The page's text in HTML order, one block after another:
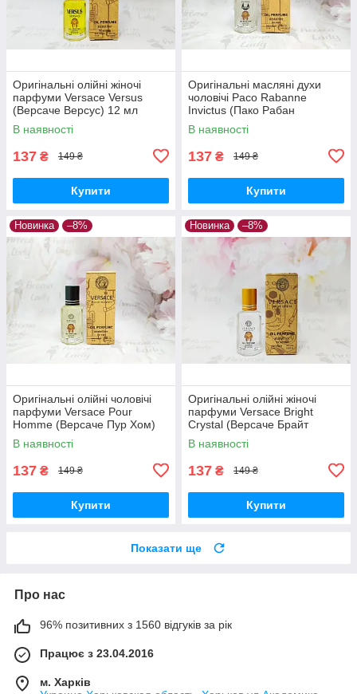
Оригінальні олійні жіночі
парфуми Versace Versus
(Версаче Версус) 12 мл
В наявності
137 ₴ 149 ₴
Купити
Оригінальні масляні духи
чоловічі Paco Rabanne
Invictus (Пако Рабан
Инвиктус) 12 мл
В наявності
137 ₴ 149 ₴
Купити
Новинка –8%
Оригінальні олійні чоловічі
парфуми Versace Pour
Homme (Версаче Пур Хом)
12 мл
В наявності
137 ₴ 149 ₴
Купити
Новинка –8%
Оригінальні олійні жіночі
парфуми Versace Bright
Crystal (Версаче Брайт
Крістал) 12 мл
В наявності
137 ₴ 149 ₴
Купити
Показати ще
Про нас
96% позитивних з 1560 відгуків за рік
Працює з 23.04.2016
м. Харків